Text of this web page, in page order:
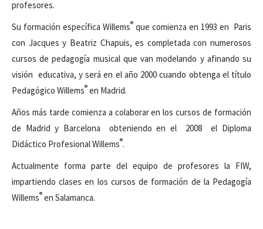
profesores.
Su formación específica Willems® que comienza en 1993 en Paris
con Jacques y Beatriz Chapuis, es completada con numerosos
cursos de pedagogía musical que van modelando y afinando su
visión educativa, y será en el año 2000 cuando obtenga el título
Pedagógico Willems® en Madrid.
Años más tarde comienza a colaborar en los cursos de formación
de Madrid y Barcelona obteniendo en el 2008 el Diploma
Didáctico Profesional Willems®.
Actualmente forma parte del equipo de profesores la FIW,
impartiendo clases en los cursos de formación de la Pedagogía
Willems® en Salamanca.